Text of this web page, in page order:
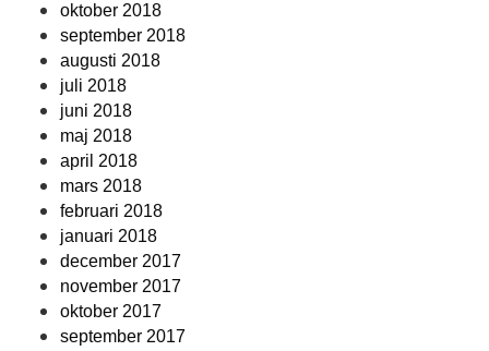
oktober 2018
september 2018
augusti 2018
juli 2018
juni 2018
maj 2018
april 2018
mars 2018
februari 2018
januari 2018
december 2017
november 2017
oktober 2017
september 2017